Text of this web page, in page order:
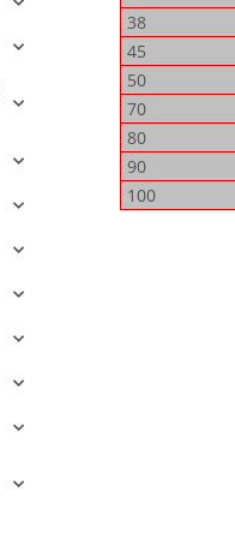
38
45
50
70
80
90
100